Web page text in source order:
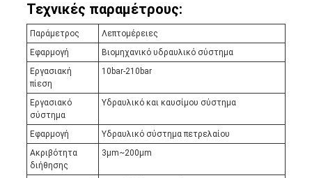
Τεχνικές παραμέτρους:
Παράμετρος
Λεπτομέρειες
Εφαρμογή
Βιομηχανικό υδραυλικό σύστημα
Εργασιακή
πίεση
10bar-210bar
Εργασιακό
σύστημα
Υδραυλικό και καυσίμου σύστημα
Εφαρμογή
Υδραυλικό σύστημα πετρελαίου
Ακριβότητα
διήθησης
3μm~200μm